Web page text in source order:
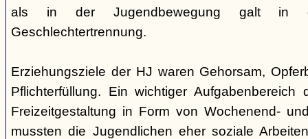
als in der Jugendbewegung galt in
Geschlechtertrennung.
Erziehungsziele der HJ waren Gehorsam,
Pflichterfüllung. Ein wichtiger
Freizeitgestaltung in Form von Wochenend-
mussten die Jugendlichen eher soziale